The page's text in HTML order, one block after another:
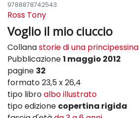
9788878742543
Ross Tony
Voglio il mio ciuccio
Collanastorie di una principessina
Pubblicazione1 maggio 2012
pagine 32
formato 23,5 x 26,4
tipo libroalbo illustrato
tipo edizione copertina rigida